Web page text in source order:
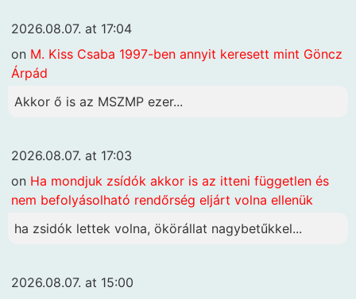
2026.08.07. at 17:04
on M. Kiss Csaba 1997-ben annyit keresett mint Göncz
Árpád
Akkor ő is az MSZMP ezer...
2026.08.07. at 17:03
on Ha mondjuk zsídók akkor is az itteni független és
nem befolyásolható rendőrség eljárt volna ellenük
ha zsidók lettek volna, ökörállat nagybetűkkel...
2026.08.07. at 15:00